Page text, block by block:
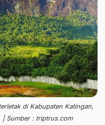
di Kabupaten Katingan,
| Sumber : triptrus.com